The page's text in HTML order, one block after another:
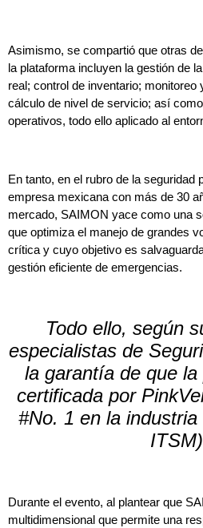
Asimismo, se compartió que otras
la plataforma incluyen la gestión de
real; control de inventario; monitoreo
cálculo de nivel de servicio; así
operativos, todo ello aplicado al
En tanto, en el rubro de la seguridad
empresa mexicana con más de 30
mercado, SAIMON yace como una
que optimiza el manejo de grandes
crítica y cuyo objetivo es
gestión eficiente de emergencias.
Todo ello, según
especialistas de
la garantía de que
certificada por
#No. 1 en la
Durante el evento, al plantear que
multidimensional que permite una